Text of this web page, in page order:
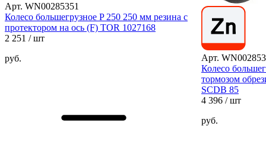
Арт. WN00285351
Колесо большегрузное P 250 250 мм резина с
протектором на ось (F) TOR 1027168
2 251 / шт
руб.
Арт.
Колесо
тормозом
SCDB 85
4 396 / шт
руб.